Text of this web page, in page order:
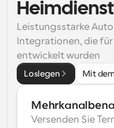
Leistungsstarke
Integrationen, die
entwickelt wurden
Loslegen Mit
Versenden Sie